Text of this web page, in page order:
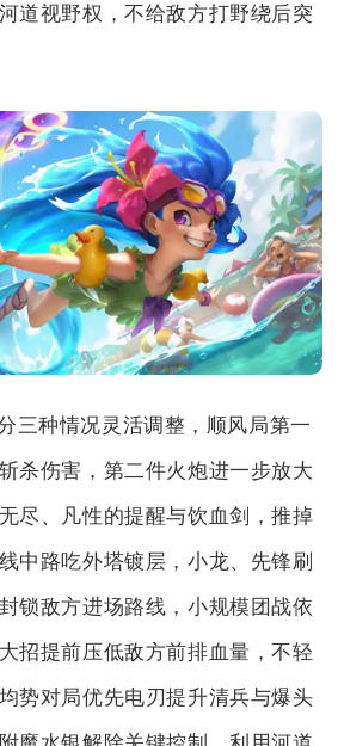
道视野权，不给敌方打野绕后突
三种情况灵活调整，顺风局第一
杀伤害，第二件火炮进一步放大
尽、凡性的提醒与饮血剑，推掉
中路吃外塔镀层，小龙、先锋刷
锁敌方进场路线，小规模团战依
招提前压低敌方前排血量，不轻
势对局优先电刃提升清兵与爆头